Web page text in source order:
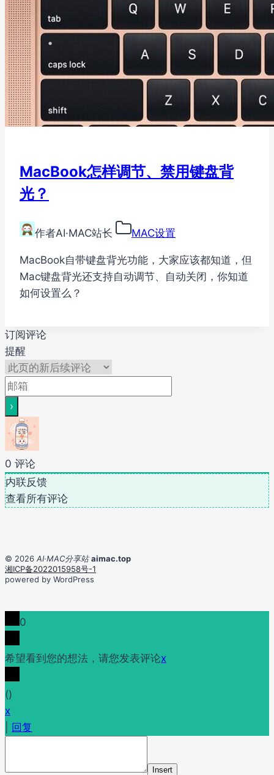
MacBook怎样调节、禁用键盘背
光？
作者AI·MAC站长 MAC设置
MacBook自带键盘背光功能，大家应该都知道，但
Mac键盘背光还支持自动调节、自动关闭，你知道
如何设置么？
订阅评论
提醒
0 评论
内联反馈
查看所有评论
© 2026 AI·MAC分享站 aimac.top
湘ICP备2022015958号-1
powered by WordPress
0
希望看到您的想法，请您发表评论x
()
x
回复
Insert